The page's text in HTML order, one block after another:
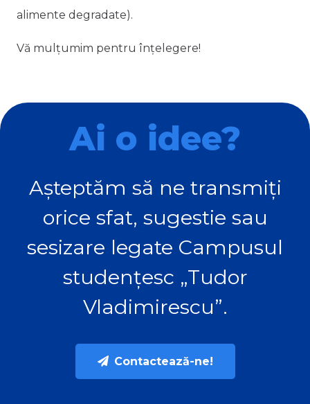
alimente degradate).
Vă mulțumim pentru înțelegere!
Ai o idee?
Așteptăm să ne transmiți
orice sfat, sugestie sau
sesizare legate Campusul
studențesc „Tudor
Vladimirescu”.
Contactează-ne!